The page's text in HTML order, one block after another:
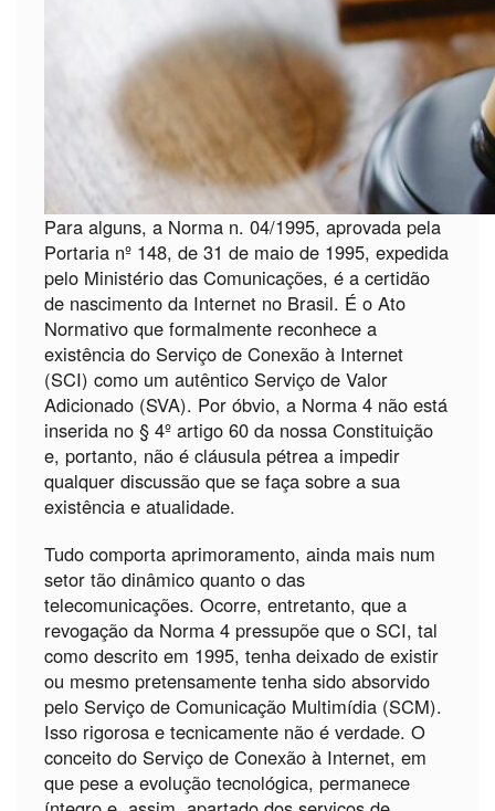
Para alguns, a Norma n. 04/1995, aprovada pela
Portaria nº 148, de 31 de maio de 1995, expedida
pelo Ministério das Comunicações, é a certidão
de nascimento da Internet no Brasil. É o Ato
Normativo que formalmente reconhece a
existência do Serviço de Conexão à Internet
(SCI) como um autêntico Serviço de Valor
Adicionado (SVA). Por óbvio, a Norma 4 não está
inserida no § 4º artigo 60 da nossa Constituição
e, portanto, não é cláusula pétrea a impedir
qualquer discussão que se faça sobre a sua
existência e atualidade.
Tudo comporta aprimoramento, ainda mais num
setor tão dinâmico quanto o das
telecomunicações. Ocorre, entretanto, que a
revogação da Norma 4 pressupõe que o SCI, tal
como descrito em 1995, tenha deixado de existir
ou mesmo pretensamente tenha sido absorvido
pelo Serviço de Comunicação Multimídia (SCM).
Isso rigorosa e tecnicamente não é verdade. O
conceito do Serviço de Conexão à Internet, em
que pese a evolução tecnológica, permanece